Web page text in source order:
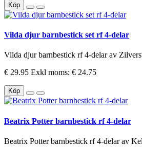
Köp
Vilda djur barnbestick set rf 4-delar
Vilda djur barnbestick rf 4-delar av
€ 29.95 Exkl moms: € 24.75
Köp
Beatrix Potter barnbestick rf 4-delar
Beatrix Potter barnbestick rf 4-delar av